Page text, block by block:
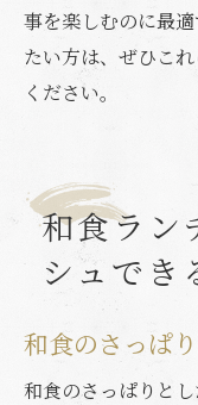
事を楽しむのに最
たい方は、ぜひこ
ください。
和食ラン
シュでき
和食のさっぱ
和食のさっぱりと